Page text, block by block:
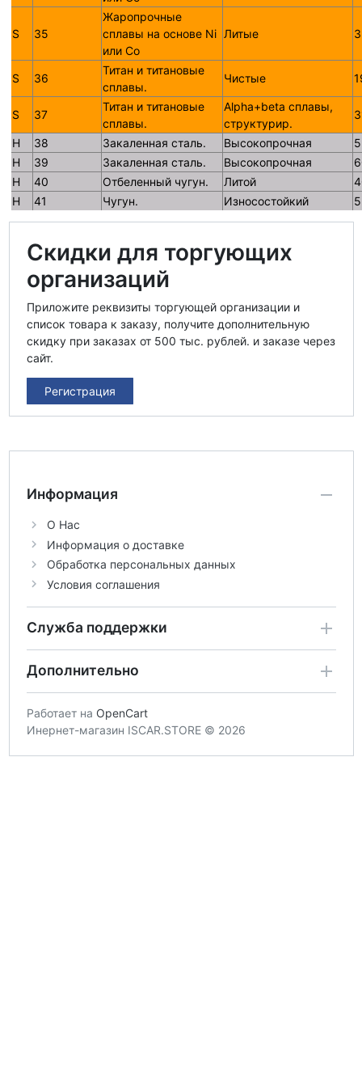
S 35
Жаропрочные
сплавы на основе Ni
или Со
Литые
S 36
Титан и титановые
сплавы.
Чистые
S 37
Титан и титановые
сплавы.
Alpha+beta сплавы,
структурир.
H 38 Закаленная сталь. Высокопрочная
H
39 Закаленная сталь. Высокопрочная
H
40 Отбеленный чугун. Литой
H
41 Чугун. Износостойкий
Скидки для торгующих
организаций
Приложите реквизиты торгующей организации и
список товара к заказу, получите дополнительную
скидку при заказах от 500 тыс. рублей. и заказе через
сайт.
Регистрация
Информация
О Нас
Информация о доставке
Обработка персональных данных
Условия соглашения
Служба поддержки
Дополнительно
Работает на OpenCart
Инернет-магазин ISCAR.STORE © 2026